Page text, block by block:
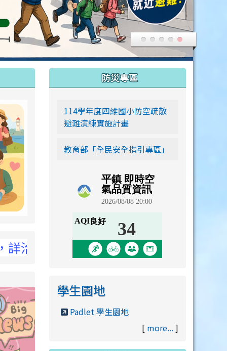
link to https://siwei-family.work-
官網
防災專區
114學年度四維國小防空疏散
避難演練實施計畫
教育部「全民安全指引專區」
學生園地
Padlet 學生園地
[ more... ]